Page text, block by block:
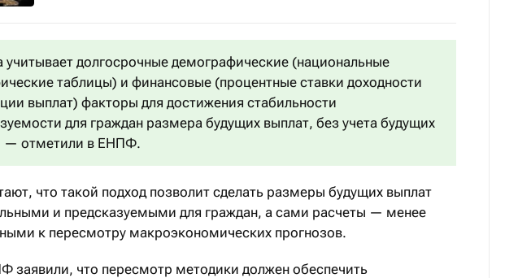
долгосрочные демографические (национальные
таблицы) и финансовые (процентные ставки доходности
выплат) факторы для достижения стабильности
для граждан размера будущих выплат, без учета будущих
— отметили в ЕНПФ.
что такой подход позволит сделать размеры будущих выплат
и предсказуемыми для граждан, а сами расчеты — менее
к пересмотру макроэкономических прогнозов.
заявили, что пересмотр методики должен обеспечить